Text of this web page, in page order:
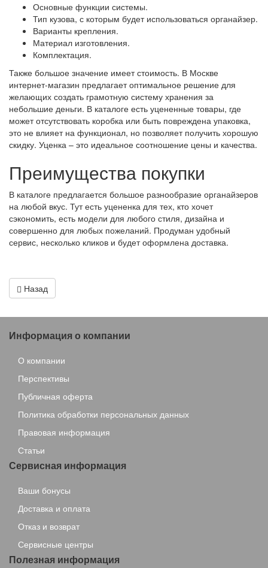
Основные функции системы.
Тип кузова, с которым будет использоваться органайзер.
Варианты крепления.
Материал изготовления.
Комплектация.
Также большое значение имеет стоимость. В Москве
интернет-магазин предлагает оптимальное решение для
желающих создать грамотную систему хранения за
небольшие деньги. В каталоге есть уцененные товары, где
может отсутствовать коробка или быть повреждена упаковка,
это не влияет на функционал, но позволяет получить хорошую
скидку. Уценка – это идеальное соотношение цены и качества.
Преимущества покупки
В каталоге предлагается большое разнообразие органайзеров
на любой вкус. Тут есть уцененка для тех, кто хочет
сэкономить, есть модели для любого стиля, дизайна и
совершенно для любых пожеланий. Продуман удобный
сервис, несколько кликов и будет оформлена доставка.
Назад
Информация о компании
О компании
Перспективы
Публичная оферта
Политика обработки персональных данных
Правовая информация
Статьи
Сервисная информация
Ваши бонусы
Доставка и оплата
Отказ и возврат
Сервисные центры
Полезная информация